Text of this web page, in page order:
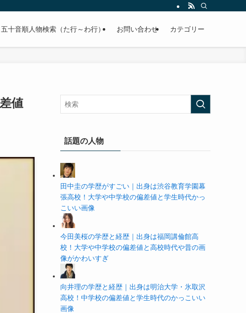
名人の学歴や高校・大学の偏差値まで紹介していきます。
五十音順人物検索（た行～わ行） お問い合わせ カテゴリー
値
話題の人物
田中圭の学歴がすごい｜出身は渋谷教育学園幕
張高校！大学や中学校の偏差値と学生時代かっ
こいい画像
今田美桜の学歴と経歴｜出身は福岡講倫館高
校！大学や中学校の偏差値と高校時代や昔の画
像がかわいすぎ
向井理の学歴と経歴｜出身は明治大学・氷取沢
高校！中学校の偏差値と学生時代のかっこいい
画像